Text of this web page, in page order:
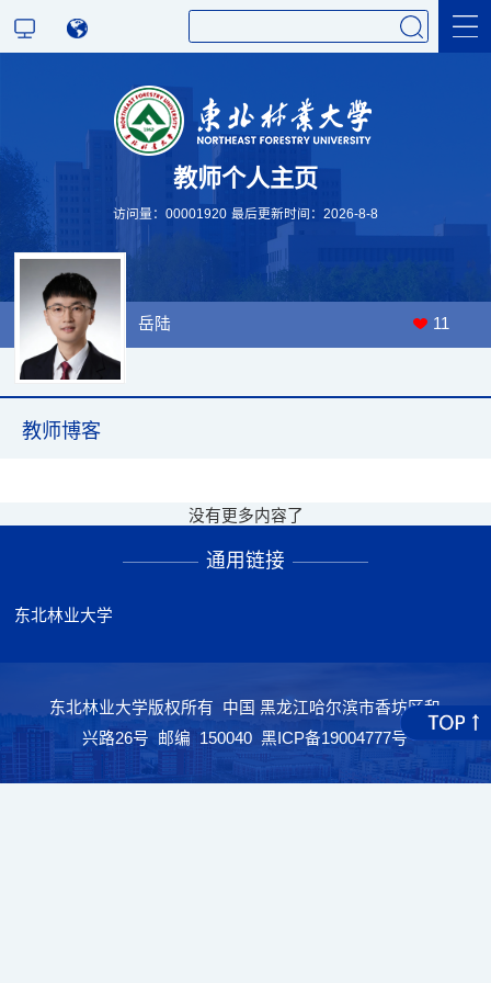
科学研究
教师个人主页
访问量： 00001920 最后更新时间： 2026-8-8
岳陆 11
教师博客
没有更多内容了
通用链接
东北林业大学
东北林业大学版权所有 中国 黑龙江哈尔滨市香坊区和
兴路26号 邮编 150040 黑ICP备19004777号